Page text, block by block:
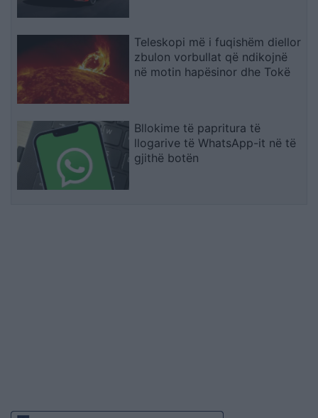
Teleskopi më i fuqishëm diellor
zbulon vorbullat që ndikojnë
në motin hapësinor dhe Tokë
Bllokime të papritura të
llogarive të WhatsApp-it në të
gjithë botën